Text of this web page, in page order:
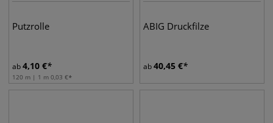
Putzrolle
ab4,10 €
120 m | 1 m 0,03 €
ABIG Druckfilze
ab40,45 €